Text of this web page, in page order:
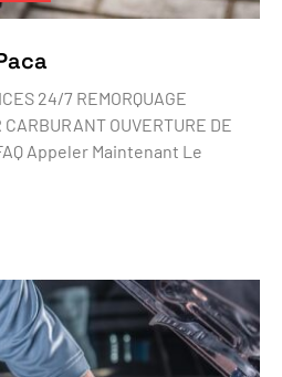
24/7 REMORQUAGE
OUVERTURE DE
Appeler Maintenant Le